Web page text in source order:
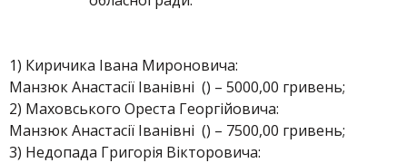
1) Киричика Івана Мироновича:
Манзюк Анастасії Іванівні () – 5000,00 гривень;
2) Маховського Ореста Георгійовича:
Манзюк Анастасії Іванівні () – 7500,00 гривень;
3) Недопада Григорія Вікторовича: